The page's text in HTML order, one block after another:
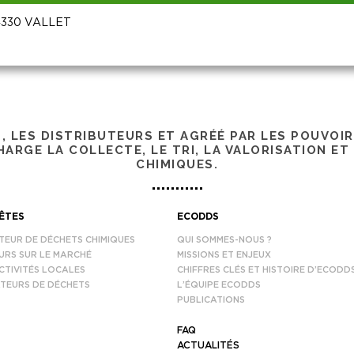
VALLET
LES DISTRIBUTEURS ET AGRÉÉ PAR LES
LA COLLECTE, LE TRI, LA VALORISATION ET
CHIMIQUES.
DE DÉCHETS CHIMIQUES
SUR LE MARCHÉ
LOCALES
DE DÉCHETS
ECODDS
QUI SOMMES-NOUS ?
MISSIONS ET ENJEUX
CHIFFRES CLÉS ET HISTOIRE
L’ÉQUIPE ECODDS
PUBLICATIONS
FAQ
ACTUALITÉS